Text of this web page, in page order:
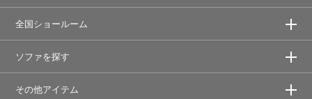
全国ショールーム
ソファを探す
その他アイテム